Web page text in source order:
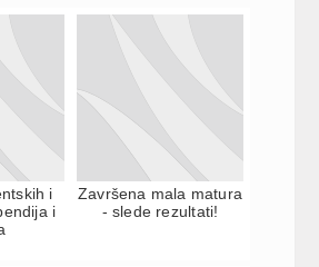
i
i
Završena mala matura
- slede rezultati!